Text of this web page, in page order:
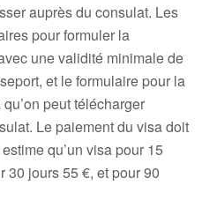
auprès du consulat. Les
pour formuler la
une validité minimale de
et le formulaire pour la
peut télécharger
Le paiement du visa doit
qu’un visa pour 15
30 jours 55 €, et pour 90